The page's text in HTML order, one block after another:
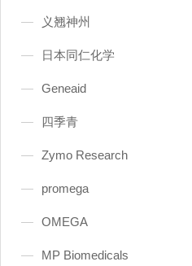
义翘神州
日本同仁化学
Geneaid
四季青
Zymo Research
promega
OMEGA
MP Biomedicals